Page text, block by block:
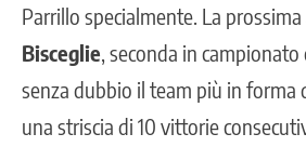
Parrillo specialmente. La
Bisceglie , seconda in
senza dubbio il team più in forma
una striscia di 10 vittorie